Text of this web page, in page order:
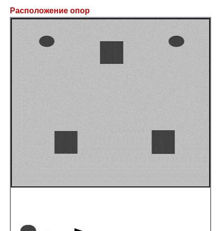
Расположение опор